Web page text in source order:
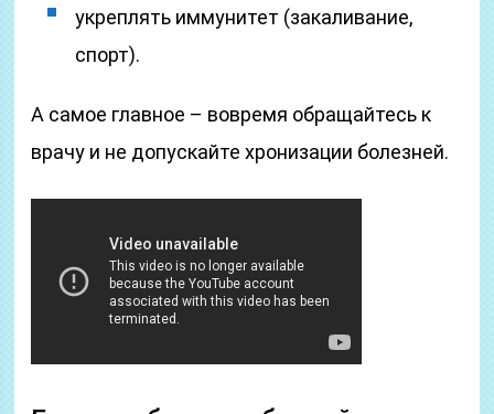
укреплять иммунитет (закаливание,
спорт).
А самое главное – вовремя обращайтесь к
врачу и не допускайте хронизации болезней.